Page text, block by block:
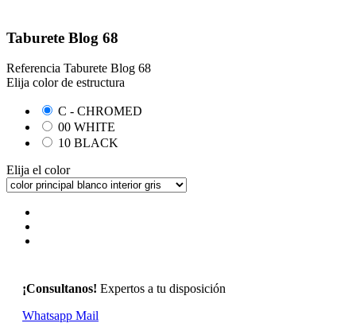
Taburete Blog 68
Referencia Taburete Blog 68
Elija color de estructura
C - CHROMED
00 WHITE
10 BLACK
Elija el color
¡Consultanos! Expertos a tu disposición
Whatsapp Mail